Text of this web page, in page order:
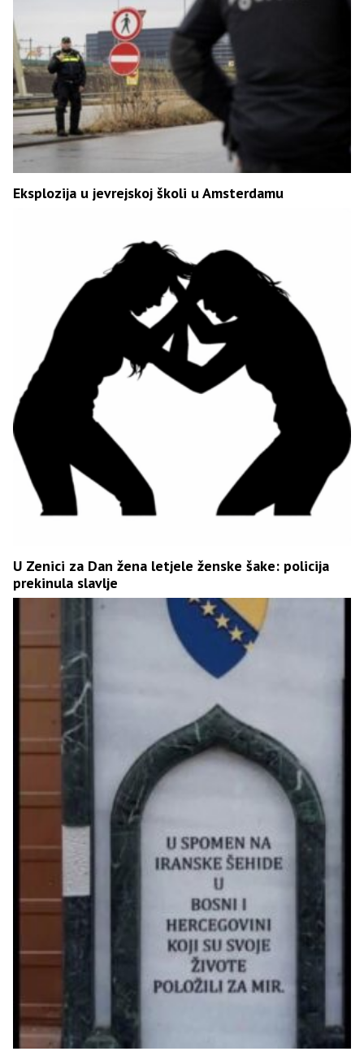
Eksplozija u jevrejskoj školi u Amsterdamu
U Zenici za Dan žena letjele ženske šake: policija
prekinula slavlje